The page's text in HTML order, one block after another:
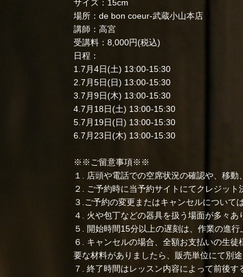
サイズ：15cm
場所：de bon coeur-武蔵小山本店
講師：高宮
受講料：8,000円(税込)
日程：
1.7月4日(土) 13:00-15:30
2.7月5日(日) 13:00-15:30
3.7月9日(木) 13:00-15:30
4.7月18日(土) 13:00-15:30
5.7月19日(日) 13:00-15:30
6.7月23日(木) 13:00-15:30
※※ご留意事項※※
１. 店頭や電話での空席状況の確認や、移動
２. ご予約時に当予約サイトにてクレジット
３.ご予約の変更またはキャンセルについて
４. 火や包丁などの器具を扱う場面が多々
５. 開始時間15分以上の遅刻は、作業の進
６. キャンセルの場合、全額お支払いの生
要な材料がありましたら、販売単位にて別
７. 終了時間はレッスン内容によって前後す